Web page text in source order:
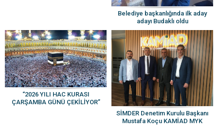
Belediye başkanlığında ilk aday
adayı Budaklı oldu
“2026 YILI HAC KURASI
ÇARŞAMBA GÜNÜ ÇEKİLİYOR”
SİMDER Denetim Kurulu Başkanı
Mustafa Koçu KAMİAD MYK